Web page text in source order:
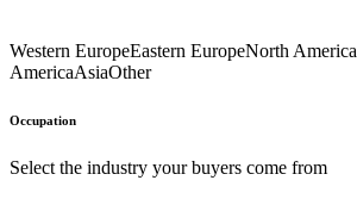
Western EuropeEastern EuropeNorth America
AmericaAsiaOther
Occupation
Select the industry your buyers come from